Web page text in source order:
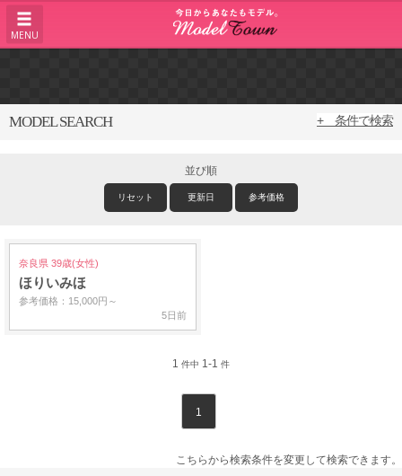
MENU
MODEL SEARCH + 条件で検索
並び順
リセット 更新日 参考価格
奈良県 39歳(女性)
ほりいみほ
参考価格：15,000円～
5日前
1 件中 1-1 件
1
こちらから検索条件を変更して検索できます。